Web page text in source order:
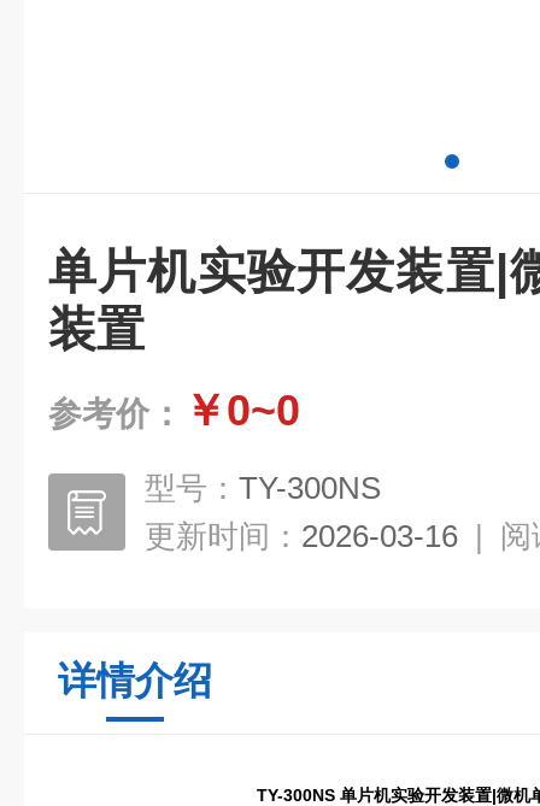
单片机实验开发装置|
装置
参考价： ￥0~0
型号： TY-300NS
更新时间： 2026-03-16 | 阅
详情介绍
TY-300NS 单片机实验开发装置|微机